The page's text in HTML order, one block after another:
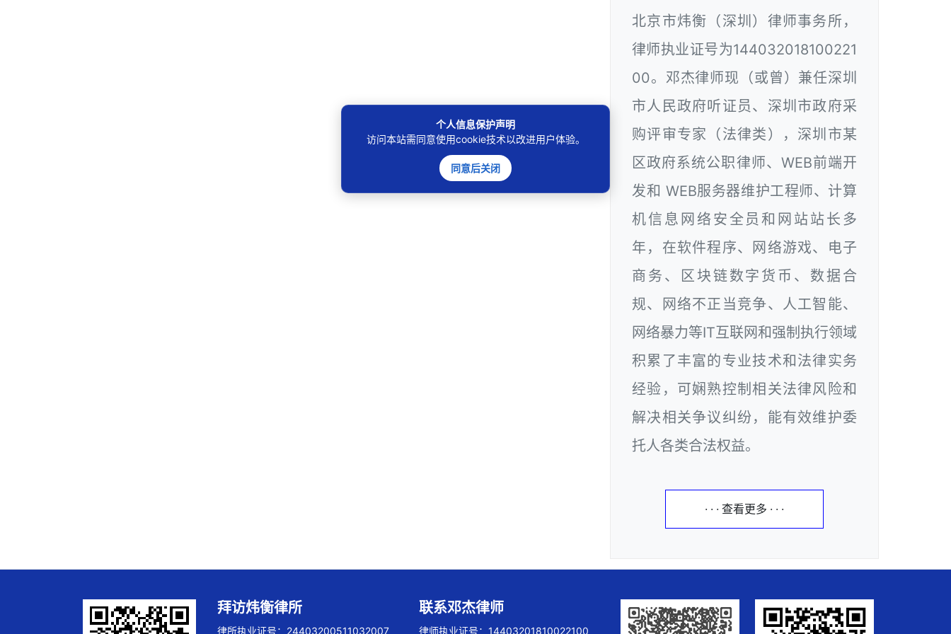
北京市炜衡（深圳）律师事务所，
律师执业证号为144032018100221
00。邓杰律师现（或曾）兼任深圳
市人民政府听证员、深圳市政府采
购评审专家（法律类），深圳市某
区政府系统公职律师、WEB前端开
发和 WEB服务器维护工程师、计算
机信息网络安全员和网站站长多
年，在软件程序、网络游戏、电子
商务、区块链数字货币、数据合
规、网络不正当竞争、人工智能、
网络暴力等IT互联网和强制执行领域
积累了丰富的专业技术和法律实务
经验，可娴熟控制相关法律风险和
解决相关争议纠纷，能有效维护委
托人各类合法权益。
· · · 查看更多 · · ·
拜访炜衡律所
律所执业证号：24403200511032007
联系邓杰律师
律师执业证号：14403201810022100
个人信息保护声明
访问本站需同意使用cookie技术以改进用户体验。
同意后关闭